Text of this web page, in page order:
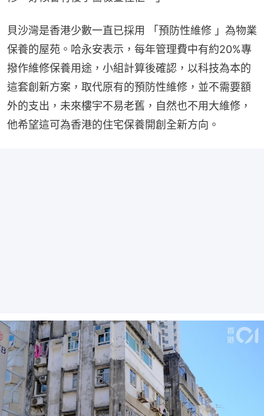
貝沙灣是香港少數一直已採用 「預防性維修 」為物業
保養的屋苑。哈永安表示，每年管理費中有約20%專
撥作維修保養用途，小組計算後確認，以科技為本的
這套創新方案，取代原有的預防性維修，並不需要額
外的支出，未來樓宇不易老舊，自然也不用大維修，
他希望這可為香港的住宅保養開創全新方向。